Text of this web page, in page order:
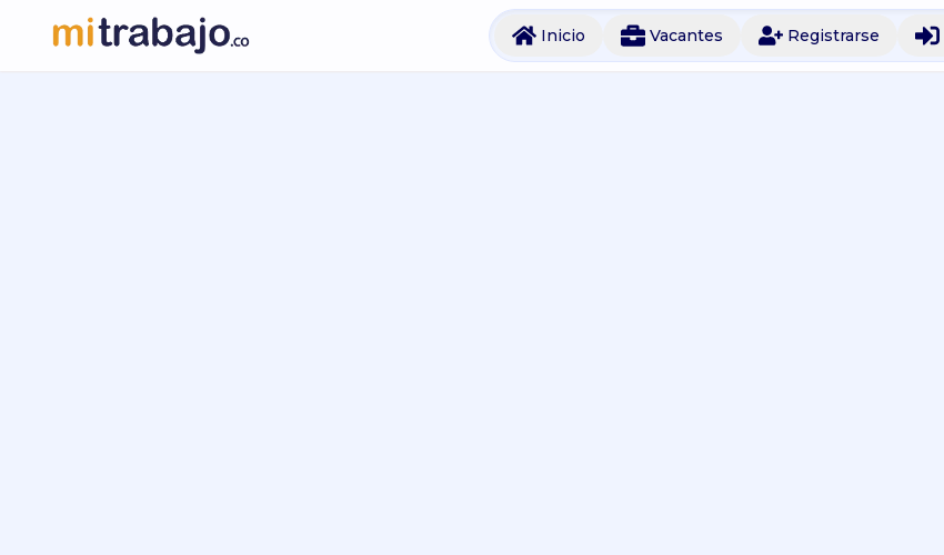
Inicio Vacantes Registrarse